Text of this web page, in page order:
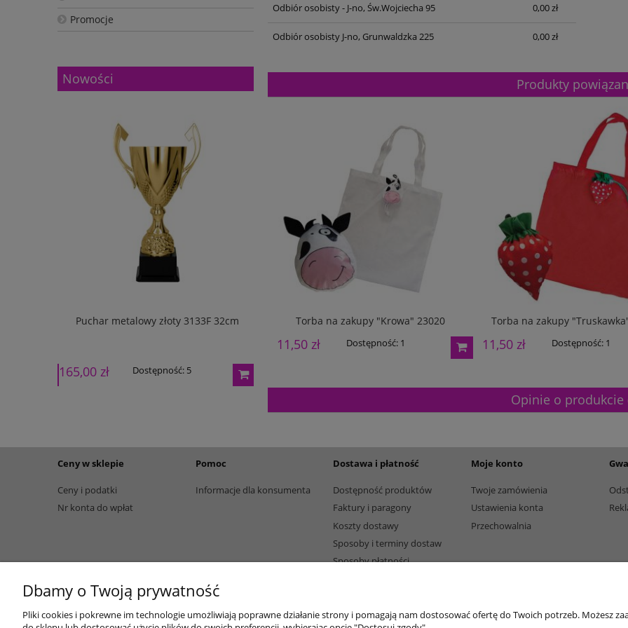
Promocje
Nowości
Puchar metalowy złoty 3133F 32cm
165,00 zł Dostępność: 5
Puchar metalowy złoty 3133E 37cm Puchar metalowy złoty 2100E
Odbiór osobisty - J-no, Św.Wojciecha 95 0,00 zł
Odbiór osobisty J-no, Grunwaldzka 225 0,00 zł
Produkty
Torba na zakupy "Krowa" 23020
11,50 zł Dostępność: 1
Torba na zakupy
11,50 zł Dostępność: 1
Opinie o produkcie
Ceny w sklepie
Ceny i podatki
Nr konta do wpłat
Pomoc
Informacje dla konsumenta
Dostawa i płatność
Dostępność produktów
Faktury i paragony
Koszty dostawy
Sposoby i terminy dostaw
Sposoby płatności
Moje konto
Twoje zamówienia
Ustawienia konta
Przechowalnia
Dbamy o Twoją prywatność
Pliki cookies i pokrewne im technologie umożliwiają poprawne działanie strony i pomagają nam dostosować ofertę do Twoich potrzeb. Możesz